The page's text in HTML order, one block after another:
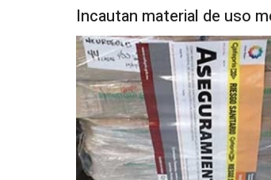
Incautan material de uso